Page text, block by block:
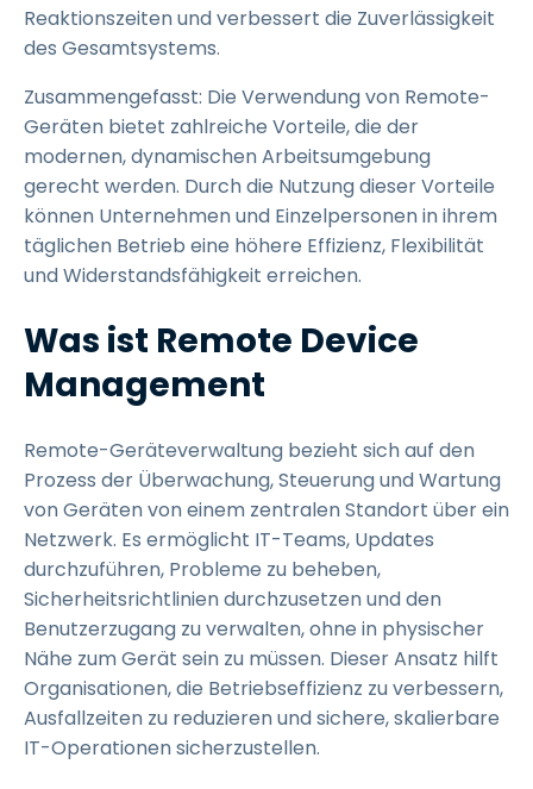
Reaktionszeiten und verbessert die Zuverlässigkeit
des Gesamtsystems.
Zusammengefasst: Die Verwendung von Remote-
Geräten bietet zahlreiche Vorteile, die der
modernen, dynamischen Arbeitsumgebung
gerecht werden. Durch die Nutzung dieser Vorteile
können Unternehmen und Einzelpersonen in ihrem
täglichen Betrieb eine höhere Effizienz, Flexibilität
und Widerstandsfähigkeit erreichen.
Was ist Remote Device
Management
Remote-Geräteverwaltung bezieht sich auf den
Prozess der Überwachung, Steuerung und Wartung
von Geräten von einem zentralen Standort über ein
Netzwerk. Es ermöglicht IT-Teams, Updates
durchzuführen, Probleme zu beheben,
Sicherheitsrichtlinien durchzusetzen und den
Benutzerzugang zu verwalten, ohne in physischer
Nähe zum Gerät sein zu müssen. Dieser Ansatz hilft
Organisationen, die Betriebseffizienz zu verbessern,
Ausfallzeiten zu reduzieren und sichere, skalierbare
IT-Operationen sicherzustellen.